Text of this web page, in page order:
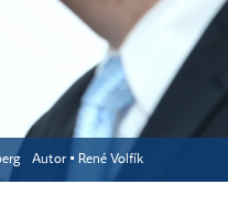
Autor ▪ René Volfík